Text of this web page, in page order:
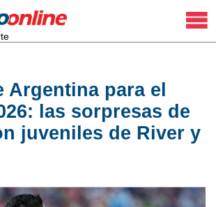
Argentina para el
las sorpresas de
juveniles de River y